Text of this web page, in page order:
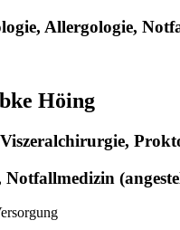
Allergologie,
Höing